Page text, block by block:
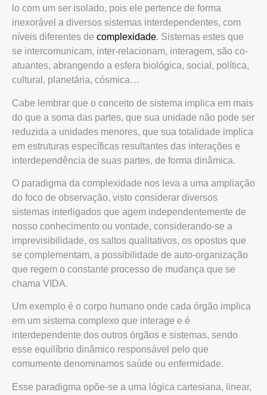
lo com um ser isolado, pois ele pertence de forma
inexorável a diversos sistemas interdependentes, com
níveis diferentes de complexidade. Sistemas estes que
se intercomunicam, inter-relacionam, interagem, são co-
atuantes, abrangendo a esfera biológica, social, política,
cultural, planetária, cósmica…
Cabe lembrar que o conceito de sistema implica em mais
do que a soma das partes, que sua unidade não pode ser
reduzida a unidades menores, que sua totalidade implica
em estruturas específicas resultantes das interações e
interdependência de suas partes, de forma dinâmica.
O paradigma da complexidade nos leva a uma ampliação
do foco de observação, visto considerar diversos
sistemas interligados que agem independentemente de
nosso conhecimento ou vontade, considerando-se a
imprevisibilidade, os saltos qualitativos, os opostos que
se complementam, a possibilidade de auto-organização
que regem o constante processo de mudança que se
chama VIDA.
Um exemplo é o corpo humano onde cada órgão implica
em um sistema complexo que interage e é
interdependente dos outros órgãos e sistemas, sendo
esse equilíbrio dinâmico responsável pelo que
comumente denominamos saúde ou enfermidade.
Esse paradigma opõe-se a uma lógica cartesiana, linear,